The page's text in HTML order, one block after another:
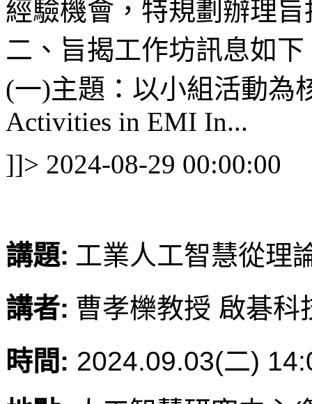
經驗機會，特規劃辦理
二、旨揭工作坊訊息如下
(一)主題：以小組活動為
Activities in EMI In...
]]> 2024-08-29 00:00:00
講題: 工業人工智慧從理
講者: 曹孝櫟教授 啟碁科
時間: 2024.09.03(二)